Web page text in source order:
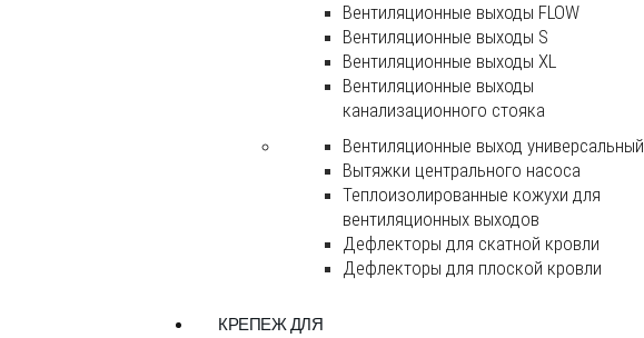
Вентиляционные выходы FLOW
Вентиляционные выходы S
Вентиляционные выходы XL
Вентиляционные выходы
канализационного стояка
Вентиляционные выход универсальный
Вытяжки центрального насоса
Теплоизолированные кожухи для
вентиляционных выходов
Дефлекторы для скатной кровли
Дефлекторы для плоской кровли
КРЕПЕЖ ДЛЯ